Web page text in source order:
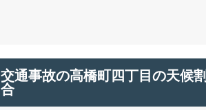
交通事故の高橋町四丁目の天候割
合